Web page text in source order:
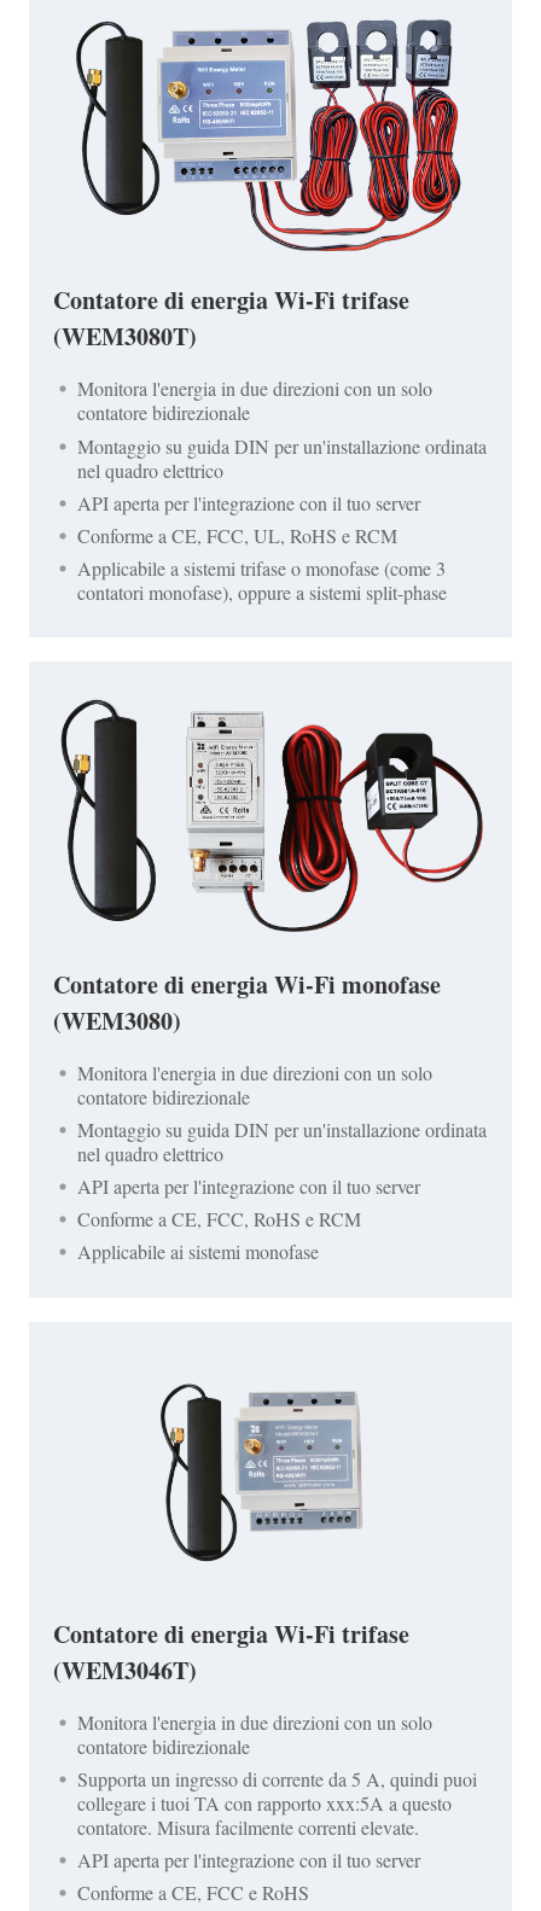
Contatore di energia Wi-Fi trifase
(WEM3080T)
Monitora l'energia in due direzioni con un solo
contatore bidirezionale
Montaggio su guida DIN per un'installazione ordinata
nel quadro elettrico
API aperta per l'integrazione con il tuo server
Conforme a CE, FCC, UL, RoHS e RCM
Applicabile a sistemi trifase o monofase (come 3
contatori monofase), oppure a sistemi split-phase
Contatore di energia Wi-Fi monofase
(WEM3080)
Monitora l'energia in due direzioni con un solo
contatore bidirezionale
Montaggio su guida DIN per un'installazione ordinata
nel quadro elettrico
API aperta per l'integrazione con il tuo server
Conforme a CE, FCC, RoHS e RCM
Applicabile ai sistemi monofase
Contatore di energia Wi-Fi trifase
(WEM3046T)
Monitora l'energia in due direzioni con un solo
contatore bidirezionale
Supporta un ingresso di corrente da 5 A, quindi puoi
collegare i tuoi TA con rapporto xxx:5A a questo
contatore. Misura facilmente correnti elevate.
API aperta per l'integrazione con il tuo server
Conforme a CE, FCC e RoHS